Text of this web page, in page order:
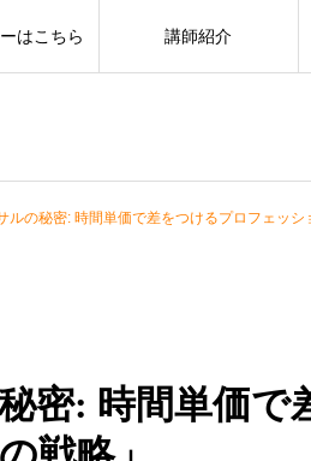
はこちら 講師紹介
ルの秘密: 時間単価で差をつけるプロフェッシ
密: 時間単価